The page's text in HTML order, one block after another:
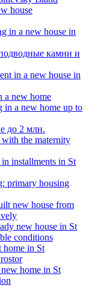
house
in a new house in
камни и
in a new house in
a new home
in a new home up to
до 2 млн.
the maternity
installments in St
primary housing
new house from
new house in St
conditions
home in St
home in St